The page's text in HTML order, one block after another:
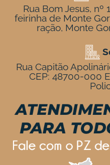
Rua Bom Jesus, nº
feirinha de Monte
ração, Monte
Rua Capitão
CEP: 48700-000